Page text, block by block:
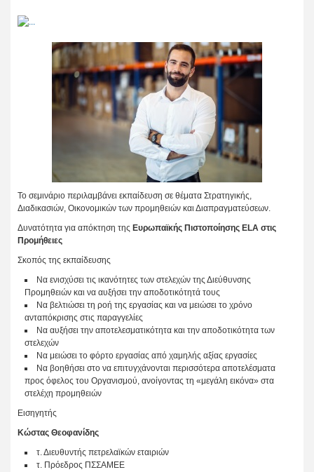
Το σεμινάριο περιλαμβάνει εκπαίδευση σε θέματα Στρατηγικής,
Διαδικασιών, Οικονομικών των προμηθειών και Διαπραγματεύσεων.
Δυνατότητα για απόκτηση της Ευρωπαϊκής Πιστοποίησης ELA στις
Προμήθειες
Σκοπός της εκπαίδευσης
Να ενισχύσει τις ικανότητες των στελεχών της Διεύθυνσης
Προμηθειών και να αυξήσει την αποδοτικότητά τους
Να βελτιώσει τη ροή της εργασίας και να μειώσει το χρόνο
ανταπόκρισης στις παραγγελίες
Να αυξήσει την αποτελεσματικότητα και την αποδοτικότητα των
στελεχών
Να μειώσει το φόρτο εργασίας από χαμηλής αξίας εργασίες
Να βοηθήσει στο να επιτυγχάνονται περισσότερα αποτελέσματα
προς όφελος του Οργανισμού, ανοίγοντας τη «μεγάλη εικόνα» στα
στελέχη προμηθειών
Εισηγητής
Κώστας Θεοφανίδης
τ. Διευθυντής πετρελαϊκών εταιριών
τ. Πρόεδρος ΠΣΣΑΜΕΕ